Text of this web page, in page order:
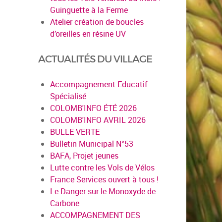
en savoir plus
Guinguette à la Ferme
Atelier création de boucles
d’oreilles en résine UV
ACTUALITÉS DU VILLAGE
Accompagnement Educatif
Spécialisé
COLOMB'INFO ÉTÉ 2026
COLOMB'INFO AVRIL 2026
BULLE VERTE
Bulletin Municipal N°53
BAFA, Projet jeunes
Lutte contre les Vols de Vélos
France Services ouvert à tous !
Le Danger sur le Monoxyde de
Carbone
ACCOMPAGNEMENT DES